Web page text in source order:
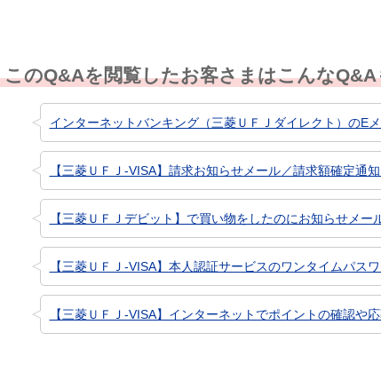
このQ&Aを閲覧したお客さまはこんな
インターネットバンキング（三菱ＵＦＪダイレクト）のE
【三菱ＵＦＪ-VISA】請求お知らせメール／請求額確定通
【三菱ＵＦＪデビット】で買い物をしたのにお知らせメー
【三菱ＵＦＪ-VISA】本人認証サービスのワンタイムパス
【三菱ＵＦＪ-VISA】インターネットでポイントの確認や応